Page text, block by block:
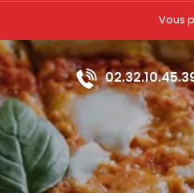
Vous pouvez